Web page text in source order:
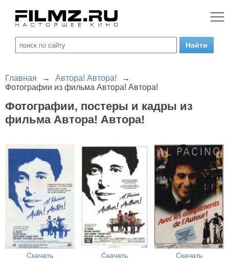
Главная → Автора! Автора!
→
Фотографии из фильма Автора! Автора!
Фотографии, постеры и кадры из
фильма Автора! Автора!
Скачать Скачать Скачать